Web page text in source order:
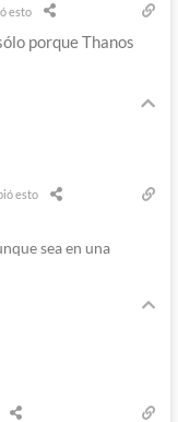
esto
porque Thanos
esto
sea en una